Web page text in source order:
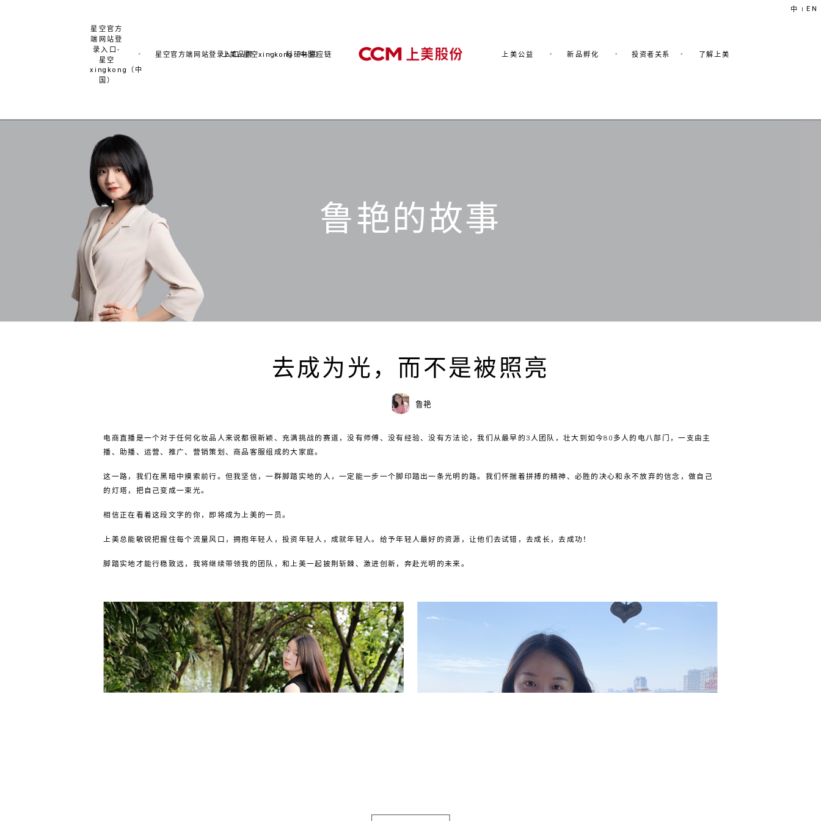
星空官方
端网站登
录入口-
星空
xingkong（中
国）
星空官方端网站登录入口-星空xingkong（中国）
上美品牌 科研与供应链 上美公益 新品孵化 投资者关系 了解上美
中 | EN
鲁艳的故事
去成为光，而不是被照亮
鲁艳
电商直播是一个对于任何化妆品人来说都很新颖、充满挑战的赛道，没有师傅、没有经验、没有方法论，我们从最早的3人团队，壮大到如今80多人的电八部门，一支由主
播、助播、运营、推广、营销策划、商品客服组成的大家庭。
这一路，我们在黑暗中摸索前行。但我坚信，一群脚踏实地的人，一定能一步一个脚印踏出一条光明的路。我们怀揣着拼搏的精神、必胜的决心和永不放弃的信念，做自己
的灯塔，把自己变成一束光。
相信正在看着这段文字的你，即将成为上美的一员。
上美总能敏锐把握住每个流量风口，拥抱年轻人，投资年轻人，成就年轻人。给予年轻人最好的资源，让他们去试错，去成长，去成功！
脚踏实地才能行稳致远，我将继续带领我的团队，和上美一起披荆斩棘、激进创新，奔赴光明的未来。